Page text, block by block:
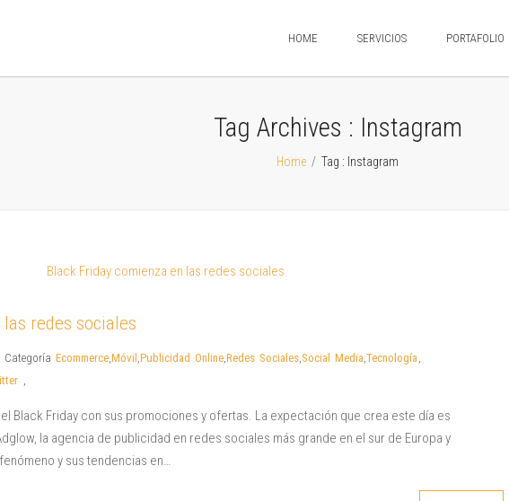
HOME SERVICIOS PORTAFOLIO
Tag Archives : Instagram
Home / Tag : Instagram
redes sociales
Categoría Ecommerce,Móvil ,Publicidad Online,Redes Sociales,Social Media,Tecnología ,
,
Black Friday con sus promociones y ofertas. La expectación que crea este día es
la agencia de publicidad en redes sociales más grande en el sur de Europa y
y sus tendencias en…